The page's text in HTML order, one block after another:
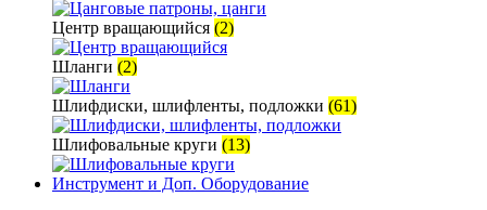
Центр вращающийся (2)
Шланги (2)
Шлифдиски, шлифленты, подложки (61)
Шлифовальные круги (13)
Инструмент и Доп. Оборудование